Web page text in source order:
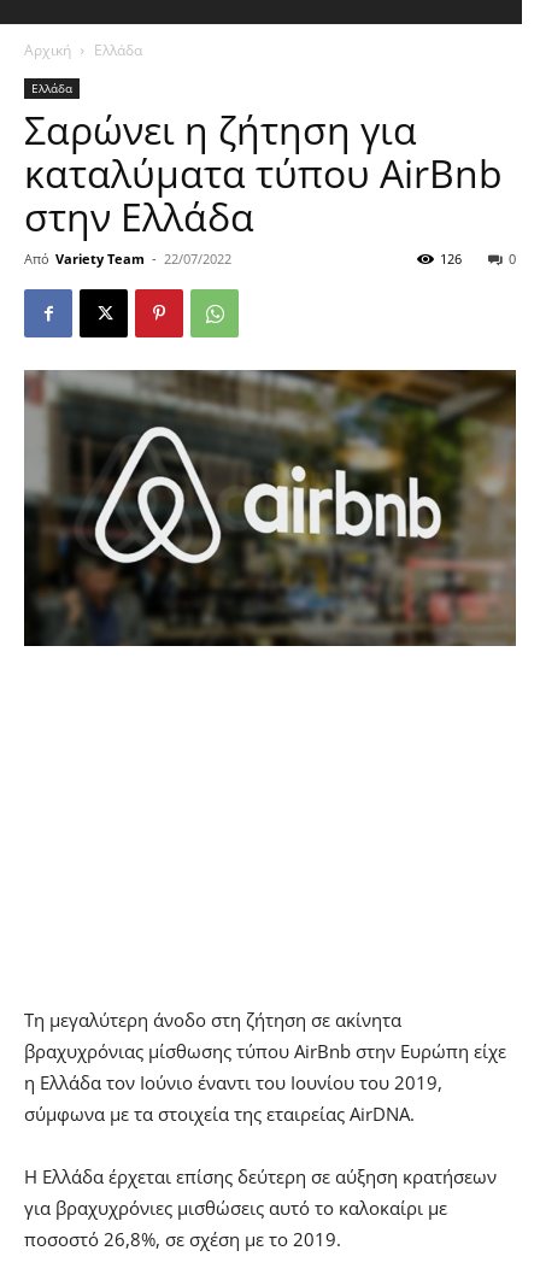
Αρχική Ελλάδα
Ελλάδα
Σαρώνει η ζήτηση για
καταλύματα τύπου AirBnb
στην Ελλάδα
Από Variety Team - 22/07/2022 0
126
Τη μεγαλύτερη άνοδο στη ζήτηση σε ακίνητα
βραχυχρόνιας μίσθωσης τύπου AirBnb στην Ευρώπη είχε
η Ελλάδα τον Ιούνιο έναντι του Ιουνίου του 2019,
σύμφωνα με τα στοιχεία της εταιρείας AirDNA.
H Ελλάδα έρχεται επίσης δεύτερη σε αύξηση κρατήσεων
για βραχυχρόνιες μισθώσεις αυτό το καλοκαίρι με
ποσοστό 26,8%, σε σχέση με το 2019.